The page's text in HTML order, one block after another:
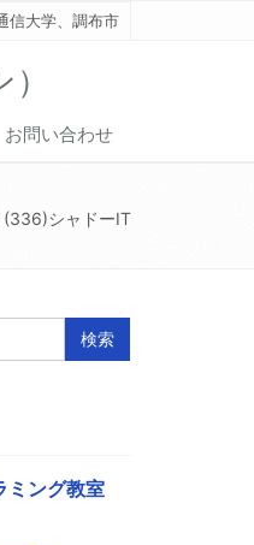
信大学、調布市
お問い合わせ
(336)シャドーIT
ミング教室